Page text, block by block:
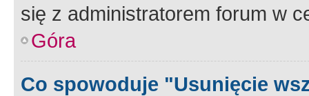
się z administratorem forum w
Góra
Co spowoduje "Usunięcie